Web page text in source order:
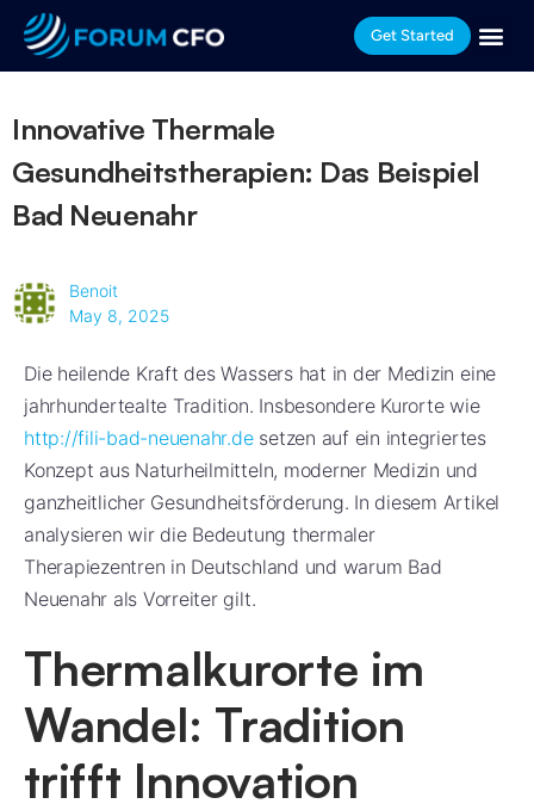
Get Started
Innovative Thermale
Gesundheitstherapien: Das Beispiel
Bad Neuenahr
Benoit
May 8, 2025
Die heilende Kraft des Wassers hat in der Medizin eine
jahrhundertealte Tradition. Insbesondere Kurorte wie
http://fili-bad-neuenahr.desetzen auf ein integriertes
Konzept aus Naturheilmitteln, moderner Medizin und
ganzheitlicher Gesundheitsförderung. In diesem Artikel
analysieren wir die Bedeutung thermaler
Therapiezentren in Deutschland und warum Bad
Neuenahr als Vorreiter gilt.
Thermalkurorte im
Wandel: Tradition
trifft Innovation